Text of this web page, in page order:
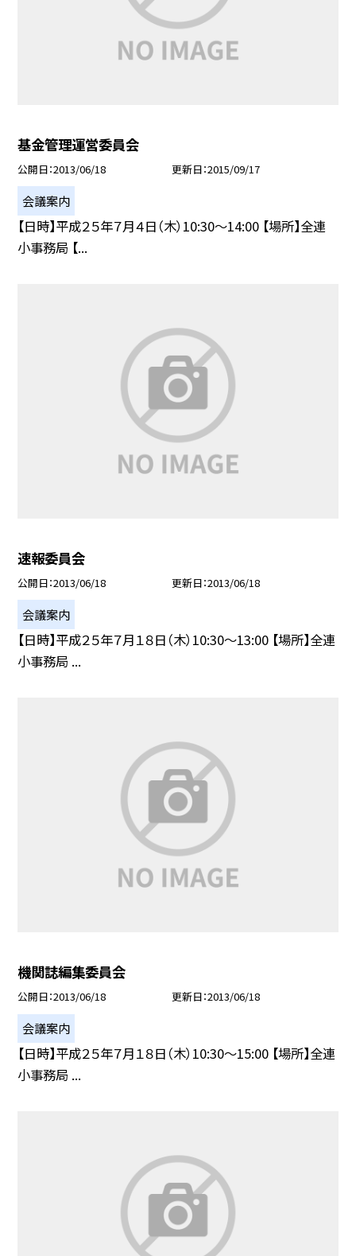
基金管理運営委員会
公開日 2013/06/18 更新日 2015/09/17
会議案内
【日時】平成２５年７月４日（木）10:30〜14:00 【場所】全連
小事務局 【...
速報委員会
公開日 2013/06/18 更新日 2013/06/18
会議案内
【日時】平成２５年７月１８日（木）10:30〜13:00 【場所】全連
小事務局 ...
機関誌編集委員会
公開日 2013/06/18 更新日 2013/06/18
会議案内
【日時】平成２５年７月１８日（木）10:30〜15:00 【場所】全連
小事務局 ...